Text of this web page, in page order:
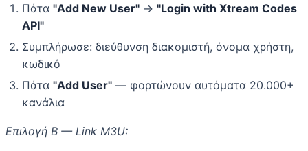
Πάτα "Add New User" → "Login with Xtream Codes
API"
Συμπλήρωσε: διεύθυνση διακομιστή, όνομα χρήστη,
κωδικό
Πάτα "Add User" — φορτώνουν αυτόματα 20.000+
κανάλια
Επιλογή Β — Link M3U: